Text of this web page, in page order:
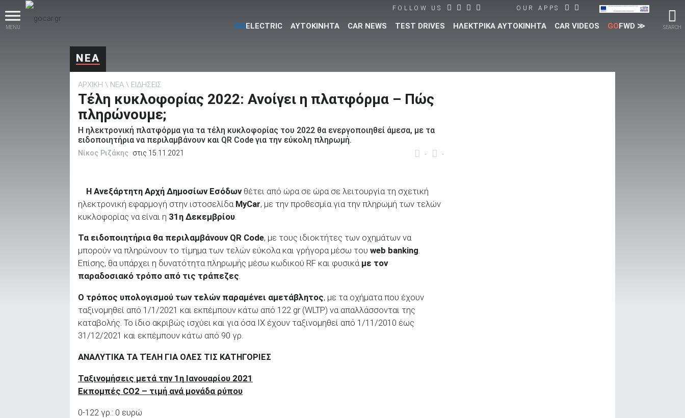
MENU SEARCH
FOLLOW US OUR APPS
GOELECTRIC ΑΥΤΟΚΙΝΗΤΑ CAR NEWS TEST DRIVES ΗΛΕΚΤΡΙΚΑ ΑΥΤΟΚΙΝΗΤΑ CAR VIDEOS GOFWD ≫
Βρες τα πάντα για το αυτοκίνητο!
βρες το!
ΑΝΑΖΗΤΗΣΗ
Μεταχειρισμένα
Επιχειρήσεις
ΝΕΑ
ΑΡΧΙΚΗ ΝΕΑ ΕΙΔΗΣΕΙΣ
Τέλη κυκλοφορίας 2022: Ανοίγει η πλατφόρμα – Πώς
πληρώνουμε;
Η ηλεκτρονική πλατφόρμα για τα τέλη κυκλοφορίας του 2022 θα ενεργοποιηθεί άμεσα, με τα
ειδοποιητήρια να περιλαμβάνουν και QR Code για την εύκολη πληρωμή.
- -
Νίκος Ριζάκης στις 15.11.2021
Η Ανεξάρτητη Αρχή Δημοσίων Εσόδωνθέτει από ώρα σε ώρα σε λειτουργία τη σχετική
ηλεκτρονική εφαρμογή στην ιστοσελίδα ΜyCar, με την προθεσμία για την πληρωμή των τελών
κυκλοφορίας να είναι η 31η Δεκεμβρίου
Τα ειδοποιητήρια θα περιλαμβάνουν QR Code, με τους ιδιοκτήτες των οχημάτων να
μπορούν να πληρώνουν το τίμημα των τελών εύκολα και γρήγορα μέσω του web banking.
Επίσης, θα υπάρχει η δυνατότητα πληρωμής μέσω κωδικού RF και φυσικά με τον
παραδοσιακό τρόπο από τις τράπεζες.
Ο τρόπος υπολογισμού των τελών παραμένει αμετάβλητος, με τα οχήματα που έχουν
ταξινομηθεί από 1/1/2021 και εκπέμπουν κάτω από 122 gr (WLTP) να απαλλάσσονται της
καταβολής. Το ίδιο ακριβώς ισχύει και για όσα ΙΧ έχουν ταξινομηθεί από 1/11/2010 έως
31/12/2021 και εκπέμπουν κάτω από 90 γρ.
ΑΝΑΛΥΤΙΚΑ ΤΑ ΤΈΛΗ ΓΙΑ ΟΛΕΣ ΤΙΣ ΚΑΤΗΓΟΡΙΕΣ
Ταξινομήσεις μετά την 1 η Ιανουαρίου 2021
Εκπομπές CO2 – τιμή ανά μονάδα ρύπου
0-122 γρ.: 0 ευρώ